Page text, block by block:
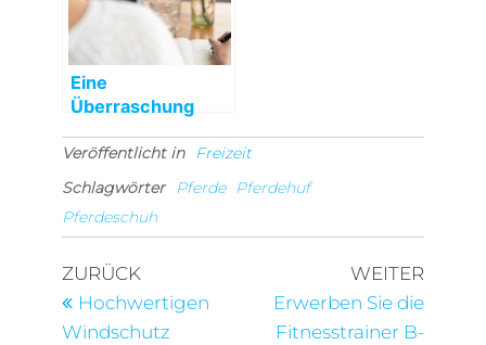
Eine
Überraschung
Veröffentlicht in
Freizeit
Schlagwörter
Pferde Pferdehuf
Pferdeschuh
Beitragsnavigation
Vorheriger
Beitrag
ZURÜCK
Hochwertigen
Windschutz
WEITER
Erwerben Sie die
Fitnesstrainer B-